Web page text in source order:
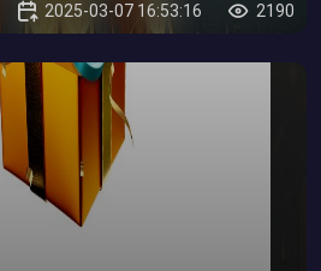
2025-03-07 16:53:16 2190